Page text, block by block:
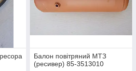
Балон повітряний МТЗ
(ресивер) 85-3513010